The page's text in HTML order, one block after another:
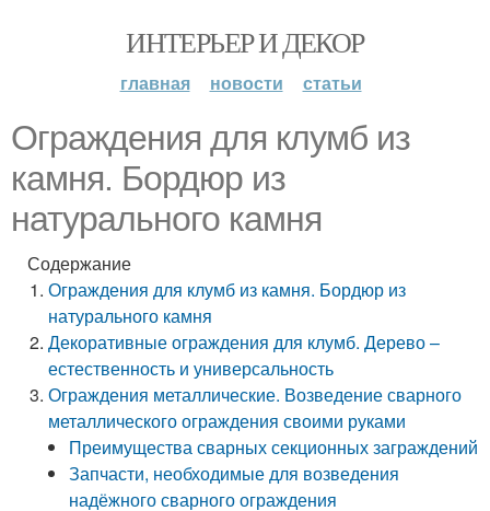
ИНТЕРЬЕР И ДЕКОР
главная новости статьи
Ограждения для клумб из
камня. Бордюр из
натурального камня
Содержание
Ограждения для клумб из камня. Бордюр из
натурального камня
Декоративные ограждения для клумб. Дерево –
естественность и универсальность
Ограждения металлические. Возведение сварного
металлического ограждения своими руками
Преимущества сварных секционных заграждений
Запчасти, необходимые для возведения
надёжного сварного ограждения